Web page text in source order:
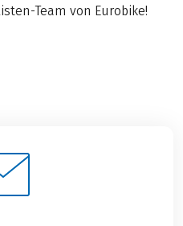
Team von Eurobike!